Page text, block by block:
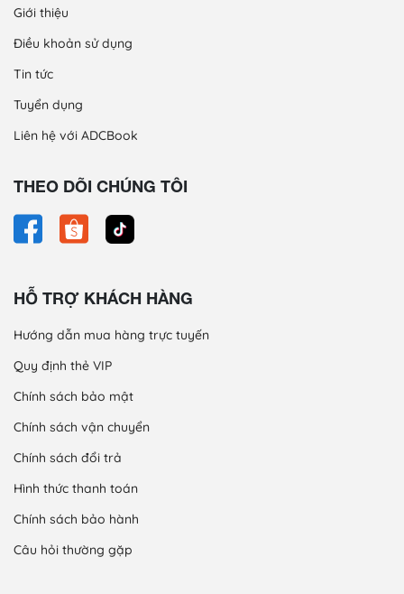
Giới thiệu
Điều khoản sử dụng
Tin tức
Tuyển dụng
Liên hệ với ADCBook
THEO DÕI CHÚNG TÔI
HỖ TRỢ KHÁCH HÀNG
Hướng dẫn mua hàng trực tuyến
Quy định thẻ VIP
Chính sách bảo mật
Chính sách vận chuyển
Chính sách đổi trả
Hình thức thanh toán
Chính sách bảo hành
Câu hỏi thường gặp